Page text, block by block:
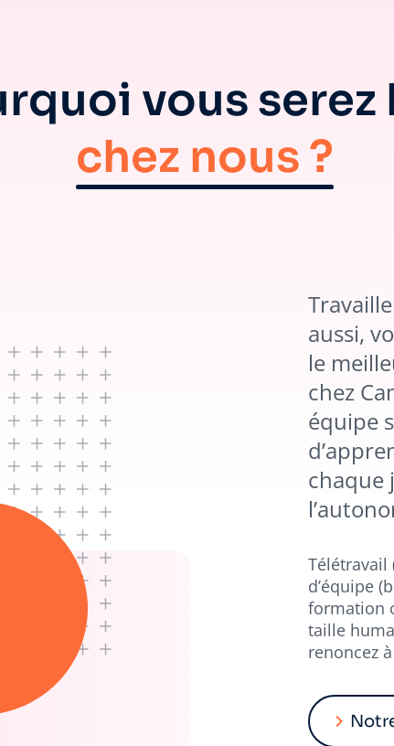
vous serez
chez nous ?
aussi,
le
chez
équipe
chaque
Télétravail
d’équipe
formation
taille
renoncez